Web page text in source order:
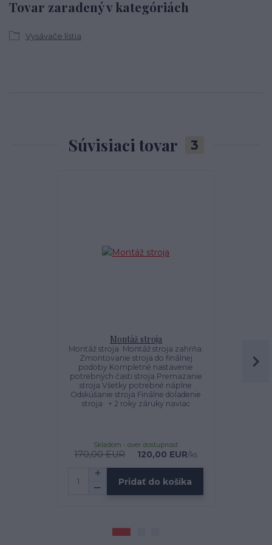
Tovar zaradený v kategóriách
Vysávače lístia
Súvisiaci tovar 3
Montáž stroja
Montáž stroja Montáž stroja zahŕňa:
Zmontovanie stroja do finálnej
podoby Kompletné nastavenie
potrebných časti stroja Premazanie
stroja Všetky potrebné náplne
Odskúšanie stroja Finálne doladenie
stroja + 2 roky záruky naviac
170,00 EUR 120,00 EUR/ks
Skladom - over dostupnosť
Pridať do košíka
Vysávač
1300